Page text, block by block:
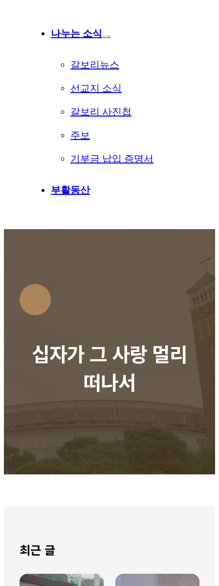
나누는 소식
갈보리뉴스
선교지 소식
갈보리 사진첩
주보
기부금 납입 증명서
부활동산
십자가 그 사랑 멀리
떠나서
최근 글